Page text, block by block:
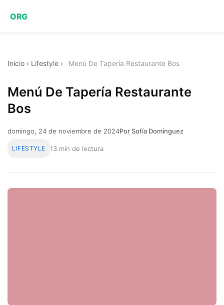
ORG
Inicio › Lifestyle › Menú De Tapería Restaurante Bos
Menú De Tapería Restaurante
Bos
domingo, 24 de noviembre de 2024Por Sofía Domínguez
LIFESTYLE 13 min de lectura